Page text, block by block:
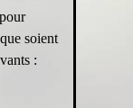
soient
: